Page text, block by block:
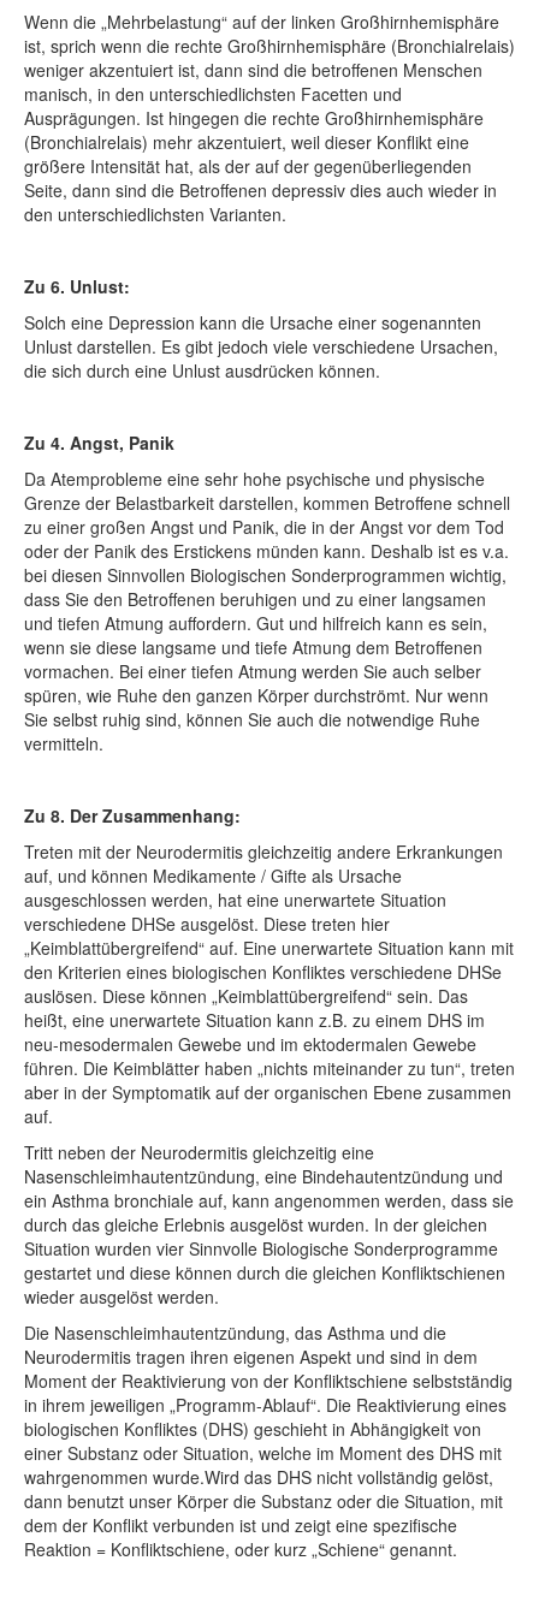
Wenn die „Mehrbelastung“ auf der linken Großhirnhemisphäre
ist, sprich wenn die rechte Großhirnhemisphäre (Bronchialrelais)
weniger akzentuiert ist, dann sind die betroffenen Menschen
manisch, in den unterschiedlichsten Facetten und
Ausprägungen. Ist hingegen die rechte Großhirnhemisphäre
(Bronchialrelais) mehr akzentuiert, weil dieser Konflikt eine
größere Intensität hat, als der auf der gegenüberliegenden
Seite, dann sind die Betroffenen depressiv dies auch wieder in
den unterschiedlichsten Varianten.
Zu 6. Unlust:
Solch eine Depression kann die Ursache einer sogenannten
Unlust darstellen. Es gibt jedoch viele verschiedene Ursachen,
die sich durch eine Unlust ausdrücken können.
Zu 4. Angst, Panik
Da Atemprobleme eine sehr hohe psychische und physische
Grenze der Belastbarkeit darstellen, kommen Betroffene schnell
zu einer großen Angst und Panik, die in der Angst vor dem Tod
oder der Panik des Erstickens münden kann. Deshalb ist es v.a.
bei diesen Sinnvollen Biologischen Sonderprogrammen wichtig,
dass Sie den Betroffenen beruhigen und zu einer langsamen
und tiefen Atmung auffordern. Gut und hilfreich kann es sein,
wenn sie diese langsame und tiefe Atmung dem Betroffenen
vormachen. Bei einer tiefen Atmung werden Sie auch selber
spüren, wie Ruhe den ganzen Körper durchströmt. Nur wenn
Sie selbst ruhig sind, können Sie auch die notwendige Ruhe
vermitteln.
Zu 8. Der Zusammenhang:
Treten mit der Neurodermitis gleichzeitig andere Erkrankungen
auf, und können Medikamente / Gifte als Ursache
ausgeschlossen werden, hat eine unerwartete Situation
verschiedene DHSe ausgelöst. Diese treten hier
„Keimblattübergreifend“ auf. Eine unerwartete Situation kann mit
den Kriterien eines biologischen Konfliktes verschiedene DHSe
auslösen. Diese können „Keimblattübergreifend“ sein. Das
heißt, eine unerwartete Situation kann z.B. zu einem DHS im
neu-mesodermalen Gewebe und im ektodermalen Gewebe
führen. Die Keimblätter haben „nichts miteinander zu tun“, treten
aber in der Symptomatik auf der organischen Ebene zusammen
auf.
Tritt neben der Neurodermitis gleichzeitig eine
Nasenschleimhautentzündung, eine Bindehautentzündung und
ein Asthma bronchiale auf, kann angenommen werden, dass sie
durch das gleiche Erlebnis ausgelöst wurden. In der gleichen
Situation wurden vier Sinnvolle Biologische Sonderprogramme
gestartet und diese können durch die gleichen Konfliktschienen
wieder ausgelöst werden.
Die Nasenschleimhautentzündung, das Asthma und die
Neurodermitis tragen ihren eigenen Aspekt und sind in dem
Moment der Reaktivierung von der Konfliktschiene selbstständig
in ihrem jeweiligen „Programm-Ablauf“. Die Reaktivierung eines
biologischen Konfliktes (DHS) geschieht in Abhängigkeit von
einer Substanz oder Situation, welche im Moment des DHS mit
wahrgenommen wurde.Wird das DHS nicht vollständig gelöst,
dann benutzt unser Körper die Substanz oder die Situation, mit
dem der Konflikt verbunden ist und zeigt eine spezifische
Reaktion = Konfliktschiene, oder kurz „Schiene“ genannt.